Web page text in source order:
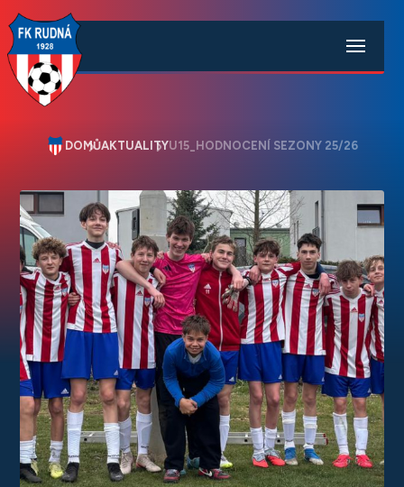
DOMŮAKTUALITYU15_HODNOCENÍ SEZONY 25/26